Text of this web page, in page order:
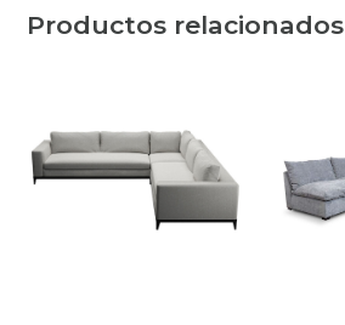
Productos relacionados